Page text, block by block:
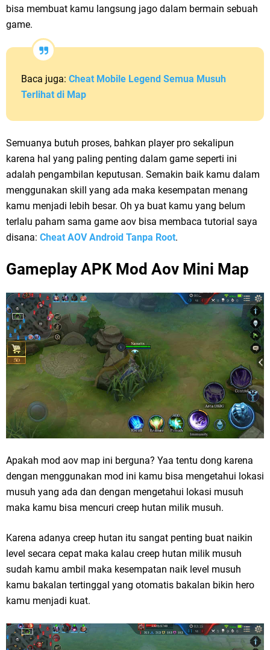
bisa membuat kamu langsung jago dalam bermain sebuah
game.
Baca juga: Cheat Mobile Legend Semua Musuh
Terlihat di Map
Semuanya butuh proses, bahkan player pro sekalipun
karena hal yang paling penting dalam game seperti ini
adalah pengambilan keputusan. Semakin baik kamu dalam
menggunakan skill yang ada maka kesempatan menang
kamu menjadi lebih besar. Oh ya buat kamu yang belum
terlalu paham sama game aov bisa membaca tutorial saya
disana: Cheat AOV Android Tanpa Root.
Gameplay APK Mod Aov Mini Map
Apakah mod aov map ini berguna? Yaa tentu dong karena
dengan menggunakan mod ini kamu bisa mengetahui lokasi
musuh yang ada dan dengan mengetahui lokasi musuh
maka kamu bisa mencuri creep hutan milik musuh.
Karena adanya creep hutan itu sangat penting buat naikin
level secara cepat maka kalau creep hutan milik musuh
sudah kamu ambil maka kesempatan naik level musuh
kamu bakalan tertinggal yang otomatis bakalan bikin hero
kamu menjadi kuat.